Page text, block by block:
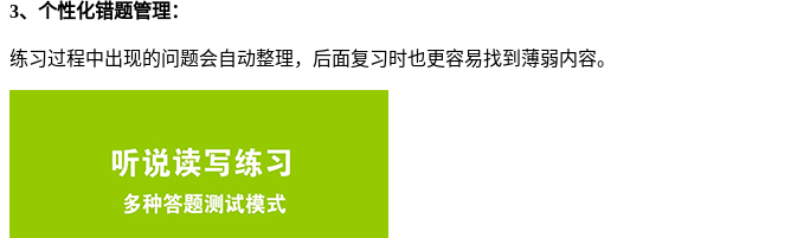
3、个性化错题管理：
练习过程中出现的问题会自动整理，后面复习时也更容易找到薄弱内容。